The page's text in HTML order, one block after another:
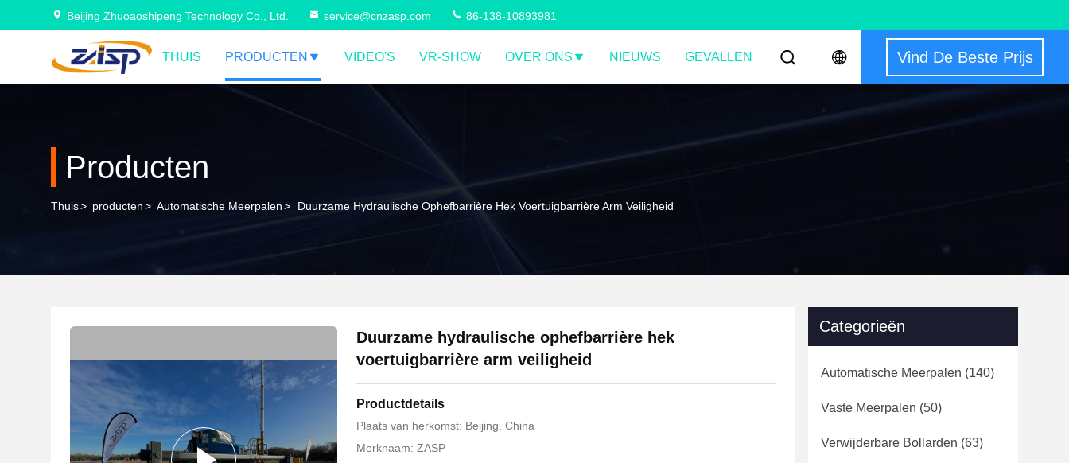
Beijing Zhuoaoshipeng Technology Co., Ltd. service@cnzasp.com 86-138-10893981
THUIS PRODUCTEN VIDEO'S VR-SHOW OVER ONS NIEUWS GEVALLEN Vind De Beste Prijs
Producten
Thuis> producten> Automatische Meerpalen> Duurzame Hydraulische Ophefbarrière Hek Voertuigbarrière Arm Veiligheid
Duurzame hydraulische ophefbarrière hek
voertuigbarrière arm veiligheid
Productdetails
Plaats van herkomst: Beijing, China
Merknaam: ZASP
Categorieën
Automatische Meerpalen (140)
Vaste Meerpalen (50)
Verwijderbare Bollarden (63)